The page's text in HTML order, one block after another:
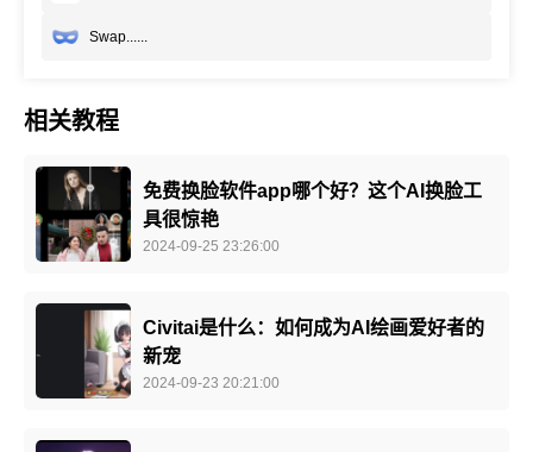
Swap......
相关教程
免费换脸软件app哪个好？这个AI换脸工
具很惊艳
2024-09-25 23:26:00
Civitai是什么：如何成为AI绘画爱好者的
新宠
2024-09-23 20:21:00